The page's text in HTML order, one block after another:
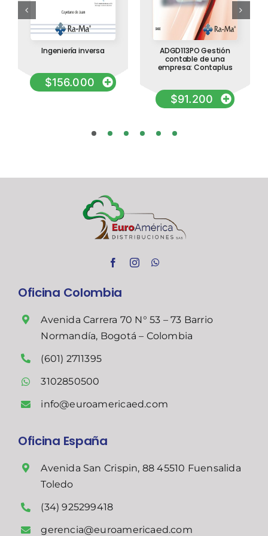
Ingeniería inversa
$156.000
ADGD113PO Gestión
contable de una
empresa: Contaplus
$91.200
Oficina Colombia
Avenida Carrera 70 N° 53 – 73 Barrio
Normandía, Bogotá – Colombia
(601) 2711395
3102850500
info@euroamericaed.com
Oficina España
Avenida San Crispin, 88 45510 Fuensalida
Toledo
(34) 925299418
gerencia@euroamericaed.com